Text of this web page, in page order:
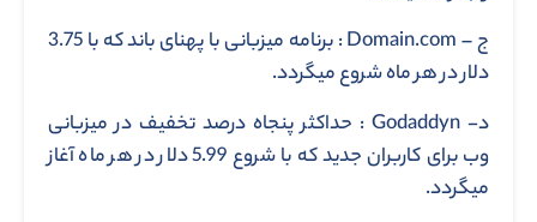
ج – Domain.com : برنامه میزبانی با پهنای باند که با 3.75
دلار در هر ماه شروع می­گردد.
د- Godaddyn : حداکثر پنجاه درصد تخفیف در میزبانی
وب برای کاربران جدید که با شروع 5.99 دلار در هر ماه آغاز
می­گردد.